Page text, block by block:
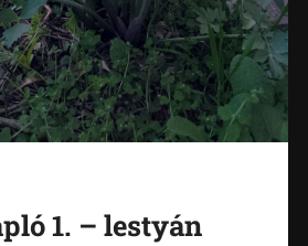
1. – lestyán